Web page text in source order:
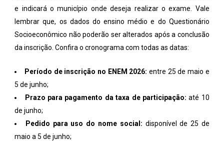
e indicará o município onde deseja realizar o exame. Vale
lembrar que, os dados do ensino médio e do Questionário
Socioeconômico não poderão ser alterados após a conclusão
da inscrição. Confira o cronograma com todas as datas:
Período de inscrição no ENEM 2026:entre 25 de maio e
5 de junho;
Prazo para pagamento da taxa de participação:até 10
de junho;
Pedido para uso do nome social: disponível de 25 de
maio a 5 de junho;